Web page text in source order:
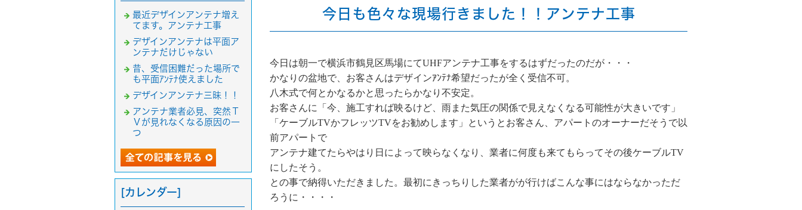
今日も色々な現場行きました！！アンテナ工事
今日は朝一で横浜市鶴見区馬場にてUHFアンテナ工事をするはずだったのだが・・・
かなりの盆地で、お客さんはデザインｱﾝﾃﾅ希望だったが全く受信不可。
八木式で何とかなるかと思ったらかなり不安定。
お客さんに「今、施工すれば映るけど、雨また気圧の関係で見えなくなる可能性が大きいです」
「ケーブルTVかフレッツTVをお勧めします」というとお客さん、アパートのオーナーだそうで以
前アパートで
アンテナ建てたらやはり日によって映らなくなり、業者に何度も来てもらってその後ケーブルTV
にしたそう。
との事で納得いただきました。最初にきっちりした業者がが行けばこんな事にはならなかっただ
ろうに・・・・
最近デザインアンテナ増え
てます。アンテナ工事
デザインアンテナは平面ア
ンテナだけじゃない
昔、受信困難だった場所で
も平面ｱﾝﾃﾅ使えました
デザインアンテナ三昧！！
アンテナ業者必見、突然Ｔ
Ｖが見れなくなる原因の一
つ
[カレンダー]